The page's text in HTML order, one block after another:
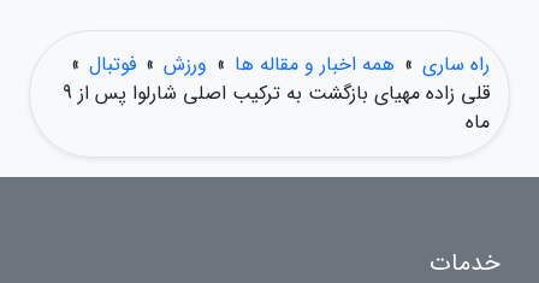
راه ساری » همه اخبار و مقاله ها » ورزش » فوتبال »
قلی زاده مهیای بازگشت به ترکیب اصلی شارلوا پس از 9
ماه
خدمات